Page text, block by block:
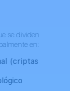
se dividen
en:
(criptas